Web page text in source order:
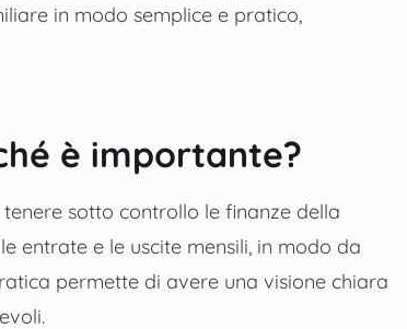
in modo semplice e pratico,
è importante?
sotto controllo le finanze della
entrate e le uscite mensili, in modo da
permette di avere una visione chiara